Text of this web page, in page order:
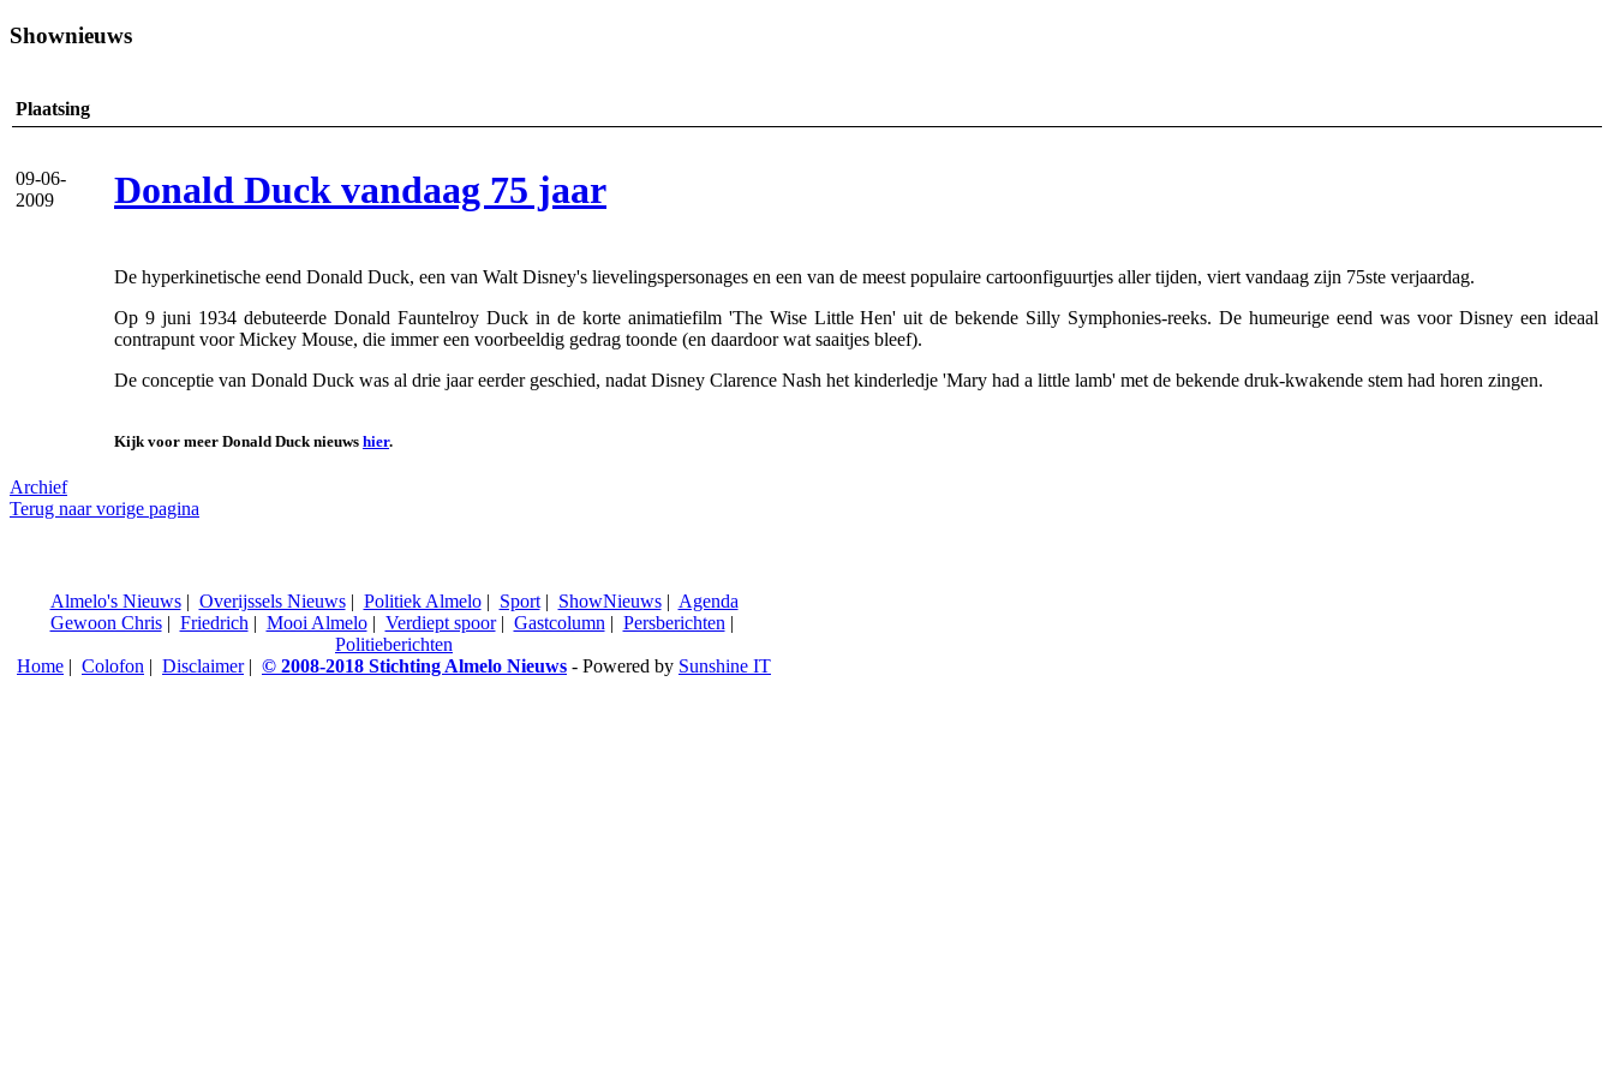
Shownieuws
Plaatsing
09-06-
2009
Donald Duck vandaag 75 jaar
De hyperkinetische eend Donald Duck, een van Walt Disney's lievelingspersonages en een van de meest populaire cartoonfiguurtjes aller tijden, viert vandaag zijn 75ste verjaardag.
Op 9 juni 1934 debuteerde Donald Fauntelroy Duck in de korte animatiefilm 'The Wise Little Hen' uit de bekende Silly Symphonies-reeks. De humeurige eend was voor Disney een ideaal
contrapunt voor Mickey Mouse, die immer een voorbeeldig gedrag toonde (en daardoor wat saaitjes bleef).
De conceptie van Donald Duck was al drie jaar eerder geschied, nadat Disney Clarence Nash het kinderledje 'Mary had a little lamb' met de bekende druk-kwakende stem had horen zingen.
Kijk voor meer Donald Duck nieuws hier.
Archief
Terug naar vorige pagina
Almelo's Nieuws| Overijssels Nieuws| Politiek Almelo| Sport| ShowNieuws| Agenda
Gewoon Chris| Friedrich| Mooi Almelo| Verdiept spoor| Gastcolumn| Persberichten|
Politieberichten
Home | Colofon | Disclaimer| © 2008-2018 Stichting Almelo Nieuws - Powered by Sunshine IT